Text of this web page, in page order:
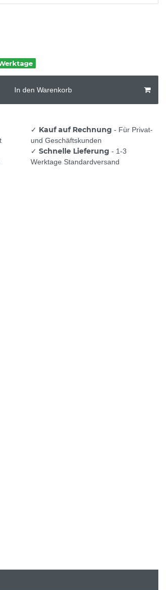
In den Warenkorb
✓ Kauf auf Rechnung - Für Privat-
und Geschäftskunden
✓ Schnelle Lieferung - 1-3
Werktage Standardversand